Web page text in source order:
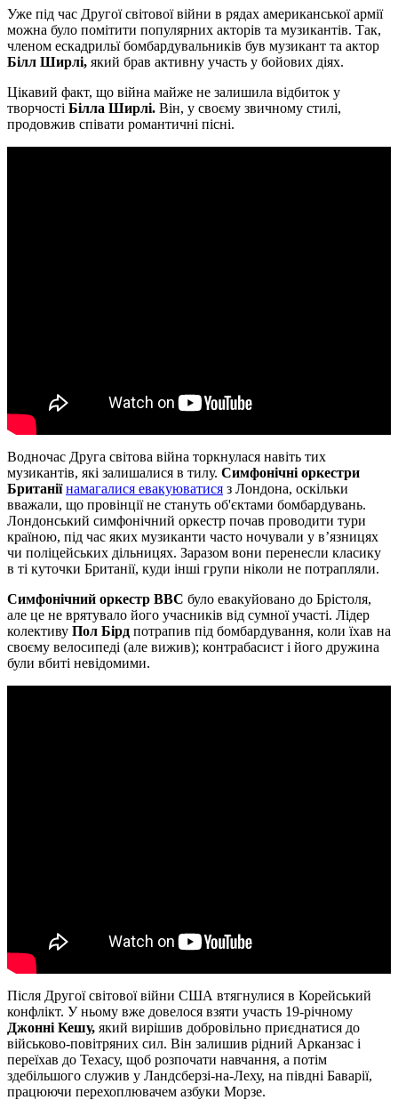
Уже під час Другої світової війни в рядах американської армії
можна було помітити популярних акторів та музикантів. Так,
членом ескадрильї бомбардувальників був музикант та актор
Білл Ширлі, який брав активну участь у бойових діях.
Цікавий факт, що війна майже не залишила відбиток у
творчості Білла Ширлі. Він, у своєму звичному стилі,
продовжив співати романтичні пісні.
Водночас Друга світова війна торкнулася навіть тих
музикантів, які залишалися в тилу. Симфонічні оркестри
Британіїнамагалися евакуюватися з Лондона, оскільки
вважали, що провінції не стануть об'єктами бомбардувань.
Лондонський симфонічний оркестр почав проводити тури
країною, під час яких музиканти часто ночували у в’язницях
чи поліцейських дільницях. Заразом вони перенесли класику
в ті куточки Британії, куди інші групи ніколи не потрапляли.
Симфонічний оркестр BBC було евакуйовано до Брістоля,
але це не врятувало його учасників від сумної участі. Лідер
колективу Пол Бірд потрапив під бомбардування, коли їхав на
своєму велосипеді (але вижив); контрабасист і його дружина
були вбиті невідомими.
Після Другої світової війни США втягнулися в Корейський
конфлікт. У ньому вже довелося взяти участь 19-річному
Джонні Кешу, який вирішив добровільно приєднатися до
військово-повітряних сил. Він залишив рідний Арканзас і
переїхав до Техасу, щоб розпочати навчання, а потім
здебільшого служив у Ландсберзі-на-Леху, на півдні Баварії,
працюючи перехоплювачем азбуки Морзе.